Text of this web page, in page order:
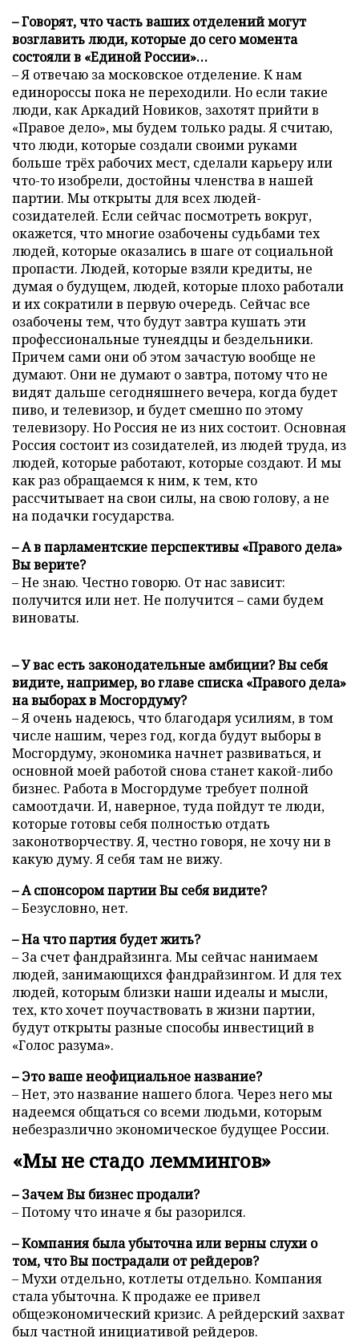
– Говорят, что часть ваших отделений могут
возглавить люди, которые до сего момента
состояли в «Единой России»…
– Я отвечаю за московское отделение. К нам
единороссы пока не переходили. Но если такие
люди, как Аркадий Новиков, захотят прийти в
«Правое дело», мы будем только рады. Я считаю,
что люди, которые создали своими руками
больше трёх рабочих мест, сделали карьеру или
что-то изобрели, достойны членства в нашей
партии. Мы открыты для всех людей-
созидателей. Если сейчас посмотреть вокруг,
окажется, что многие озабочены судьбами тех
людей, которые оказались в шаге от социальной
пропасти. Людей, которые взяли кредиты, не
думая о будущем, людей, которые плохо работали
и их сократили в первую очередь. Сейчас все
озабочены тем, что будут завтра кушать эти
профессиональные тунеядцы и бездельники.
Причем сами они об этом зачастую вообще не
думают. Они не думают о завтра, потому что не
видят дальше сегодняшнего вечера, когда будет
пиво, и телевизор, и будет смешно по этому
телевизору. Но Россия не из них состоит. Основная
Россия состоит из созидателей, из людей труда, из
людей, которые работают, которые создают. И мы
как раз обращаемся к ним, к тем, кто
рассчитывает на свои силы, на свою голову, а не
на подачки государства.
– А в парламентские перспективы «Правого дела»
Вы верите?
– Не знаю. Честно говорю. От нас зависит:
получится или нет. Не получится – сами будем
виноваты.
– У вас есть законодательные амбиции? Вы себя
видите, например, во главе списка «Правого дела»
на выборах в Мосгордуму?
– Я очень надеюсь, что благодаря усилиям, в том
числе нашим, через год, когда будут выборы в
Мосгордуму, экономика начнет развиваться, и
основной моей работой снова станет какой-либо
бизнес. Работа в Мосгордуме требует полной
самоотдачи. И, наверное, туда пойдут те люди,
которые готовы себя полностью отдать
законотворчеству. Я, честно говоря, не хочу ни в
какую думу. Я себя там не вижу.
– А спонсором партии Вы себя видите?
– Безусловно, нет.
– На что партия будет жить?
– За счет фандрайзинга. Мы сейчас нанимаем
людей, занимающихся фандрайзингом. И для тех
людей, которым близки наши идеалы и мысли,
тех, кто хочет поучаствовать в жизни партии,
будут открыты разные способы инвестиций в
«Голос разума».
– Это ваше неофициальное название?
– Нет, это название нашего блога. Через него мы
надеемся общаться со всеми людьми, которым
небезразлично экономическое будущее России.
«Мы не стадо леммингов»
– Зачем Вы бизнес продали?
– Потому что иначе я бы разорился.
– Компания была убыточна или верны слухи о
том, что Вы пострадали от рейдеров?
– Мухи отдельно, котлеты отдельно. Компания
стала убыточна. К продаже ее привел
общеэкономический кризис. А рейдерский захват
был частной инициативой рейдеров.